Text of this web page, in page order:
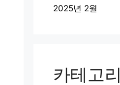
2025년 2월
카테고리